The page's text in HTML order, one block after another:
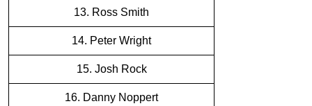
13. Ross Smith
14. Peter Wright
15. Josh Rock
16. Danny Noppert